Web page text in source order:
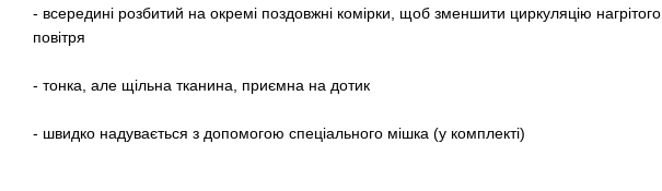
- всередині розбитий на окремі поздовжні комірки, щоб зменшити циркуляцію нагрітого
повітря
- тонка, але щільна тканина, приємна на дотик
- швидко надувається з допомогою спеціального мішка (у комплекті)